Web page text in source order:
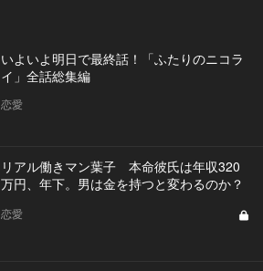
いよいよ明日で最終話！「ふたりのニコラ
イ」全話総集編
恋愛
リアル働きマン葉子 本命彼氏は年収320
万円、年下。男は金を持つと変わるのか？
恋愛